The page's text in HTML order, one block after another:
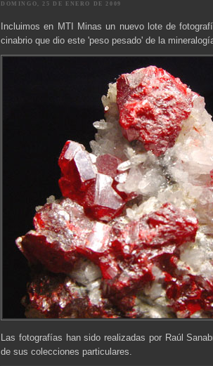
DOMINGO, 25 DE ENERO DE 2009
Incluimos en MTI Minas un nuevo lote de
cinabrio que dio este 'peso pesado' de la
Las fotografías han sido realizadas por Raúl
de sus colecciones particulares.